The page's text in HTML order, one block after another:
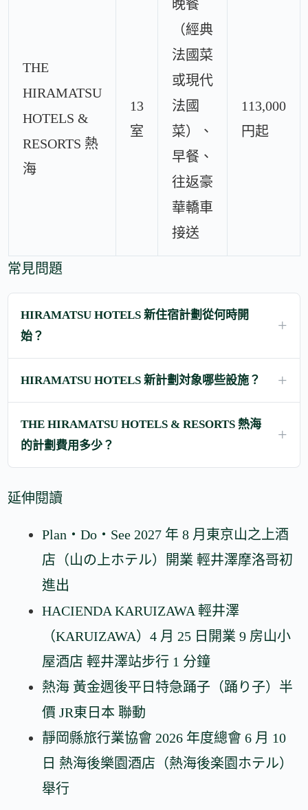
THE
HIRAMATSU
HOTELS &
RESORTS 熱
海
13
室
晚餐
（經典
法國菜
或現代
法國
菜）、
早餐、
往返豪
華轎車
接送
113,000
円起
常見問題
HIRAMATSU HOTELS 新住宿計劃從何時開
始？
HIRAMATSU HOTELS 新計劃対象哪些設施？
THE HIRAMATSU HOTELS & RESORTS 熱海
的計劃費用多少？
延伸閱讀
Plan・Do・See 2027 年 8 月東京山之上酒
店（山の上ホテル）開業 輕井澤摩洛哥初
進出
HACIENDA KARUIZAWA 輕井澤
（KARUIZAWA）4 月 25 日開業 9 房山小
屋酒店 輕井澤站步行 1 分鐘
熱海 黃金週後平日特急踊子（踊り子）半
價 JR東日本 聯動
靜岡縣旅行業協會 2026 年度總會 6 月 10
日 熱海後樂園酒店（熱海後楽園ホテル）
舉行